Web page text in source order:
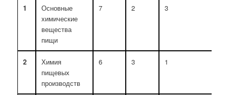
1
Основные
химические
вещества
пищи
7 2 3
2
Химия
пищевых
производств
6 3 1